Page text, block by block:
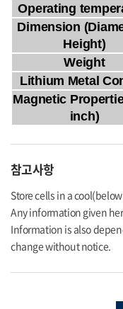
Operating
Dimension
Height)
Weight
Lithium Metal
Magnetic
inch)
참고사항
Store cells in a
Any information given
Information is also
change without notice.